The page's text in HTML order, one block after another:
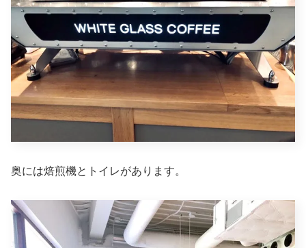
奥には焙煎機とトイレがあります。